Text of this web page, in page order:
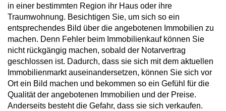
in einer bestimmten Region ihr Haus oder ihre
Traumwohnung. Besichtigen Sie, um sich so ein
entsprechendes Bild über die angebotenen Immobilien zu
machen. Denn Fehler beim Immobilienkauf können Sie
nicht rückgängig machen, sobald der Notarvertrag
geschlossen ist. Dadurch, dass sie sich mit dem aktuellen
Immobilienmarkt auseinandersetzen, können Sie sich vor
Ort ein Bild machen und bekommen so ein Gefühl für die
Qualität der angebotenen Immobilien und der Preise.
Anderseits besteht die Gefahr, dass sie sich verkaufen.